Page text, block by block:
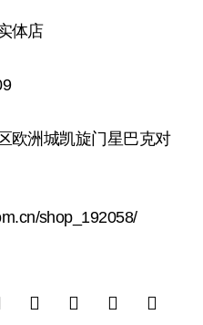
体店
欧洲城凯旋门星巴克对
shop_192058/